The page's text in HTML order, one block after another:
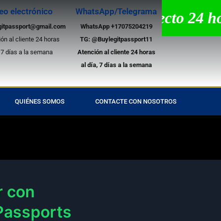
electrónico
al cliente 24 horas
días a la semana
WhatsApp/Telegrama
WhatsApp +17075204219
TG:@Buylegitpassport11
Atención al cliente 24 horas
al día, 7 días a la semana
por chat en directo 24
QUIÉNES SOMOS CONTACTE CON NOSOTROS
con